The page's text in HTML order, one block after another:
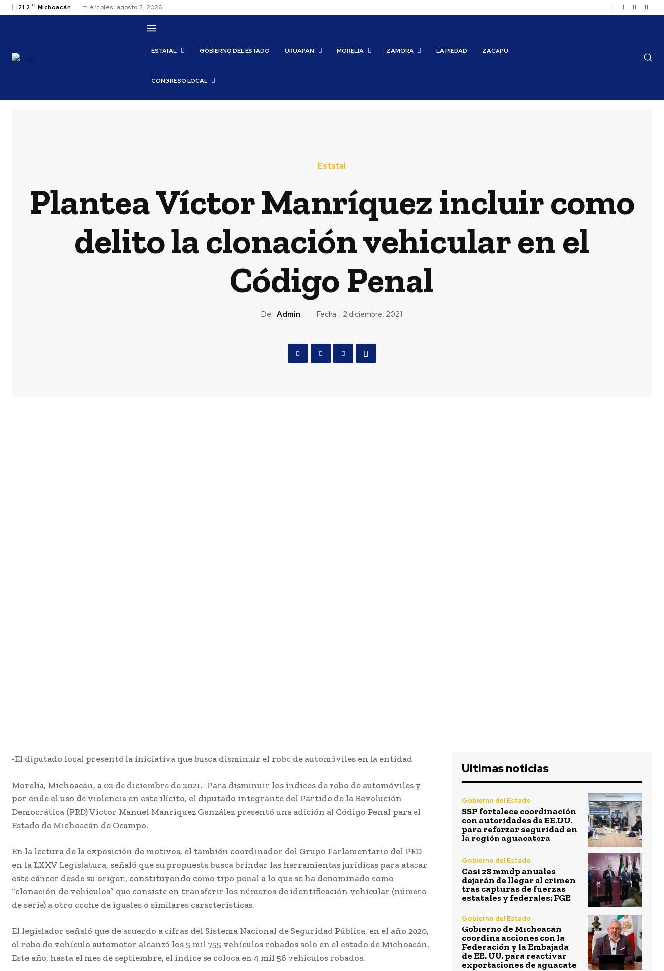
21.2 C Michoacán miércoles, agosto 5, 2026
ESTATAL GOBIERNO DEL ESTADO URUAPAN MORELIA ZAMORA LA PIEDAD ZACAPU
CONGRESO LOCAL
Estatal
Plantea Víctor Manríquez incluir como
delito la clonación vehicular en el
Código Penal
De: Admin Fecha: 2 diciembre, 2021
-El diputado local presentó la iniciativa que busca disminuir el robo de automóviles en la entidad
Morelia, Michoacán, a 02 de diciembre de 2021.- Para disminuir los índices de robo de automóviles y
por ende el uso de violencia en este ilícito, el diputado integrante del Partido de la Revolución
Democrática (PRD) Víctor Manuel Manríquez González presentó una adición al Código Penal para el
Estado de Michoacán de Ocampo.
En la lectura de la exposición de motivos, el también coordinador del Grupo Parlamentario del PRD
en la LXXV Legislatura, señaló que su propuesta busca brindar las herramientas jurídicas para atacar
este cáncer desde su origen, constituyendo como tipo penal a lo que se ha denominado como
“clonación de vehículos” que consiste en transferir los números de identificación vehicular (número
de serie) a otro coche de iguales o similares características.
El legislador señaló que de acuerdo a cifras del Sistema Nacional de Seguridad Pública, en el año 2020,
el robo de vehículo automotor alcanzó los 5 mil 755 vehículos robados solo en el estado de Michoacán.
Este año, hasta el mes de septiembre, el índice se coloca en 4 mil 56 vehículos robados.
Ultimas noticias
Gobierno del Estado
SSP fortalece coordinación
con autoridades de EE.UU.
para reforzar seguridad en
la región aguacatera
Gobierno del Estado
Casi 28 mmdp anuales
dejarán de llegar al crimen
tras capturas de fuerzas
estatales y federales: FGE
Gobierno del Estado
Gobierno de Michoacán
coordina acciones con la
Federación y la Embajada
de EE. UU. para reactivar
exportaciones de aguacate